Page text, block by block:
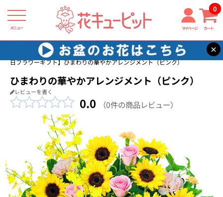
メニュー マイページ カート
0
×
花キューピット 友達に贈る誕生日フラワーギフト
【友達に贈る誕生
日フラワーギフト】ひまわりの華やかアレンジメント（ピンク）
ひまわりの華やかアレンジメント（ピンク）
レビューを書く
0.0 （0件の商品レビュー）